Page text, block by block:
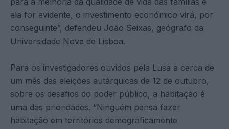
ela for evidente, o investimento económico virá, por
conseguinte”, defendeu João Seixas, geógrafo da
Universidade Nova de Lisboa.
Para os investigadores ouvidos pela Lusa a cerca de
um mês das eleições autárquicas de 12 de outubro,
sobre os desafios do poder público, a habitação é
uma das prioridades. “Ninguém pensa fazer
habitação em territórios demograficamente